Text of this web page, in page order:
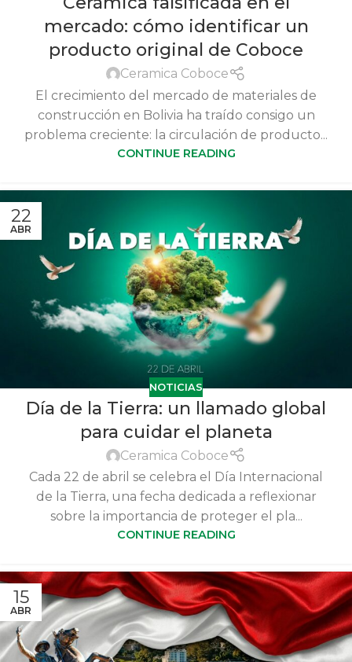
mercado: cómo identificar un
producto original de Coboce
Ceramica Coboce
El crecimiento del mercado de materiales de
construcción en Bolivia ha traído consigo un
problema creciente: la circulación de producto...
CONTINUE READING
22
ABR
NOTICIAS
Día de la Tierra: un llamado global
para cuidar el planeta
Ceramica Coboce
Cada 22 de abril se celebra el Día Internacional
de la Tierra, una fecha dedicada a reflexionar
sobre la importancia de proteger el pla...
CONTINUE READING
15
ABR